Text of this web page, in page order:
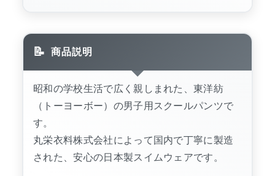
商品説明
昭和の学校生活で広く親しまれた、東洋紡
（トーヨーボー）の男子用スクールパンツで
す。
丸栄衣料株式会社によって国内で丁寧に製造
された、安心の日本製スイムウェアです。